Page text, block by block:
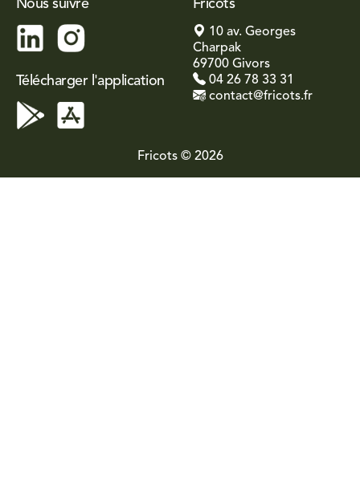
Nous suivre
Télécharger l'application
Fricots
10 av. Georges
Charpak
69700 Givors
04 26 78 33 31
contact@fricots.fr
Fricots © 2026